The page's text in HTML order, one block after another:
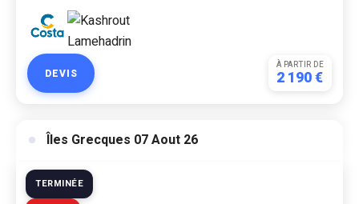
DEVIS
À PARTIR DE
2 190 €
Îles Grecques 07 Aout 26
TERMINÉE